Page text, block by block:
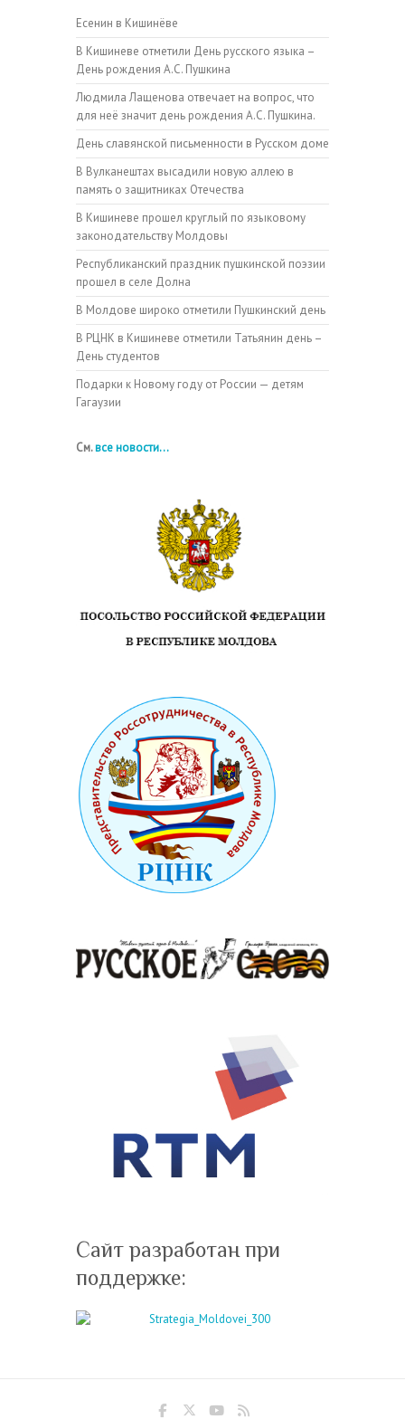
Есенин в Кишинёве
В Кишиневе отметили День русского языка –
День рождения А.С. Пушкина
Людмила Лащенова отвечает на вопрос, что
для неё значит день рождения А.С. Пушкина.
День славянской письменности в Русском доме
В Вулканештах высадили новую аллею в
память о защитниках Отечества
В Кишиневе прошел круглый по языковому
законодательству Молдовы
Республиканский праздник пушкинской поэзии
прошел в селе Долна
В Молдове широко отметили Пушкинский день
В РЦНК в Кишиневе отметили Татьянин день –
День студентов
Подарки к Новому году от России — детям
Гагаузии
См.все новости...
Сайт разработан при
поддержке: